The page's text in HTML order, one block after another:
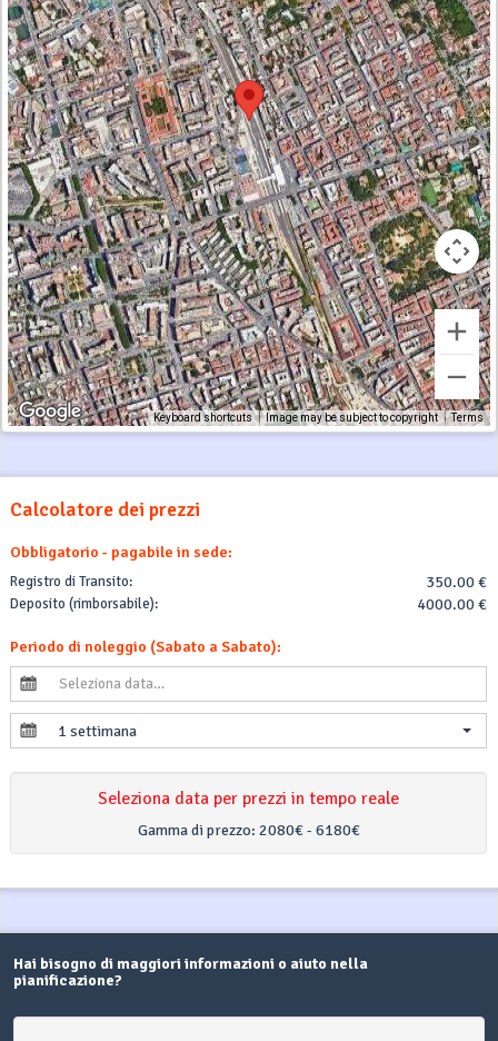
Keyboard shortcuts Image may be subject to copyright Terms
Calcolatore dei prezzi
Obbligatorio - pagabile in sede:
Registro di Transito: 350.00 €
Deposito (rimborsabile): 4000.00 €
Periodo di noleggio (Sabato a Sabato):
1 settimana
Seleziona data per prezzi in tempo reale
Gamma di prezzo: 2080€ - 6180€
Hai bisogno di maggiori informazioni o aiuto nella
pianificazione?